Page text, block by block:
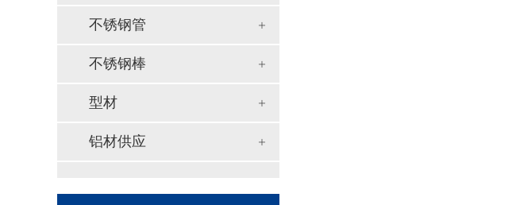
不锈钢管
不锈钢棒
型材
铝材供应